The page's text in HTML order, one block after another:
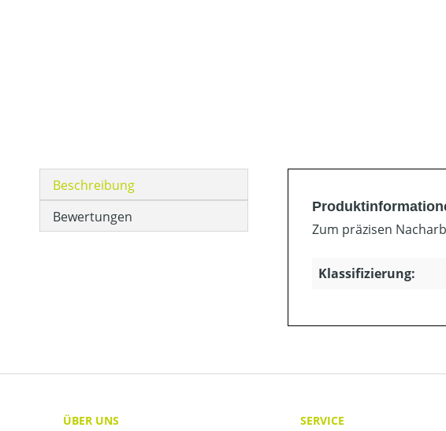
Beschreibung
Bewertungen
Zum präzisen
Klassifizierung:
ÜBER UNS
SERVICE